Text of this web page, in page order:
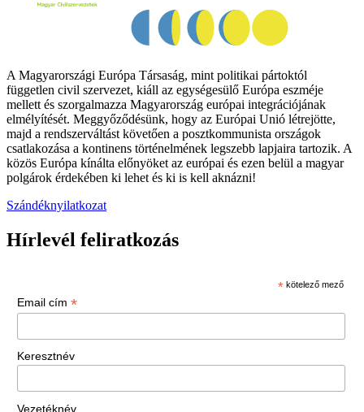
A Magyarországi Európa Társaság, mint politikai pártoktól
független civil szervezet, kiáll az egységesülő Európa eszméje
mellett és szorgalmazza Magyarország európai integrációjának
elmélyítését. Meggyőződésünk, hogy az Európai Unió létrejötte,
majd a rendszerváltást követően a posztkommunista országok
csatlakozása a kontinens történelmének legszebb lapjaira tartozik. A
közös Európa kínálta előnyöket az európai és ezen belül a magyar
polgárok érdekében ki lehet és ki is kell aknázni!
Szándéknyilatkozat
Hírlevél feliratkozás
* kötelező mező
Email cím *
Keresztnév
Vezetéknév